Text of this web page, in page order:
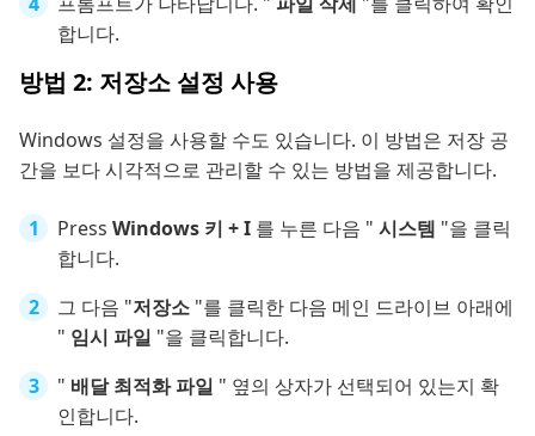
합니다.
방법 2: 저장소 설정 사용
Windows 설정을 사용할 수도 있습니다. 이 방법은 저장 공
간을 보다 시각적으로 관리할 수 있는 방법을 제공합니다.
Press Windows 키 + I 를 누른 다음 " 시스템 "을 클릭
합니다.
그 다음 "저장소 "를 클릭한 다음 메인 드라이브 아래에
" 임시 파일 "을 클릭합니다.
" 배달 최적화 파일 " 옆의 상자가 선택되어 있는지 확
인합니다.